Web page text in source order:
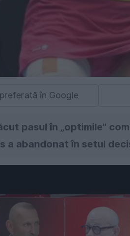
în Google
pasul în „optimile”
a abandonat în setul